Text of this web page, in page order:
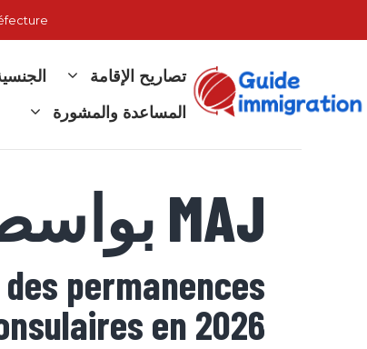
تصاريح الإقامة
المساعدة والمشورة
MAJ بواسطة أنيك
permanences
en 2026